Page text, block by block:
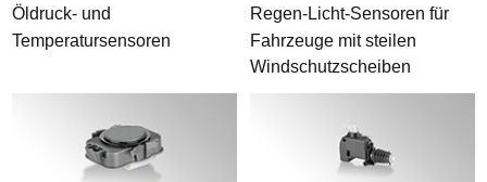
Öldruck- und
Temperatursensoren
Regen-Licht-Sensoren für
Fahrzeuge mit steilen
Windschutzscheiben